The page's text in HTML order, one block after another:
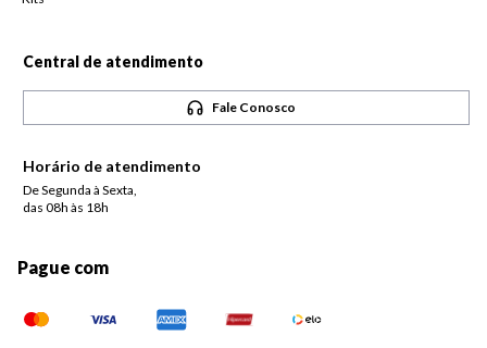
Central de atendimento
Fale Conosco
Horário de atendimento
De Segunda à Sexta,
das 08h às 18h
Pague com